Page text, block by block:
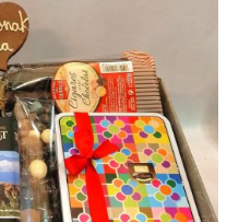
hasta
45,00€